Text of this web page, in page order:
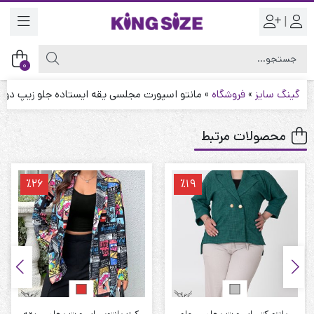
|
0
گینگ سایز »فروشگاه » مانتو اسپورت مجلسی یقه ایستاده جلو زیپ
محصولات مرتبط
٪19 ٪26